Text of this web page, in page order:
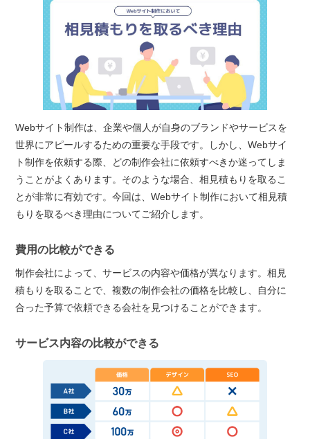
Webサイト制作は、企業や個人が自身のブランドやサービスを
世界にアピールするための重要な手段です。しかし、Webサイ
ト制作を依頼する際、どの制作会社に依頼すべきか迷ってしま
うことがよくあります。そのような場合、相見積もりを取るこ
とが非常に有効です。今回は、Webサイト制作において相見積
もりを取るべき理由についてご紹介します。
費用の比較ができる
制作会社によって、サービスの内容や価格が異なります。相見
積もりを取ることで、複数の制作会社の価格を比較し、自分に
合った予算で依頼できる会社を見つけることができます。
サービス内容の比較ができる